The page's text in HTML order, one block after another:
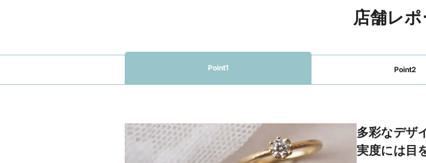
店舗レポ
Point1 Point2
多彩なデザ
実度には目